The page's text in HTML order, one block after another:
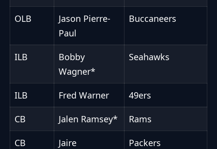
OLB
Jason Pierre-
Paul
Buccaneers
ILB
Bobby
Wagner*
Seahawks
ILB Fred Warner 49ers
CB Jalen Ramsey* Rams
CB
Jaire
Packers